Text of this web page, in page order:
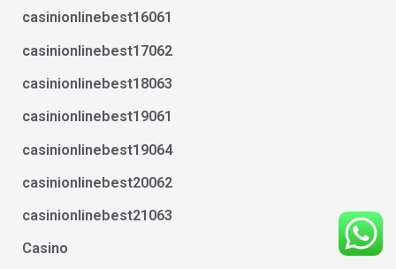
casinionlinebest16061
casinionlinebest17062
casinionlinebest18063
casinionlinebest19061
casinionlinebest19064
casinionlinebest20062
casinionlinebest21063
Casino